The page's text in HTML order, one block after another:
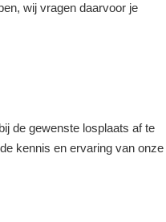
wij vragen daarvoor je
de gewenste losplaats af te
kennis en ervaring van onze